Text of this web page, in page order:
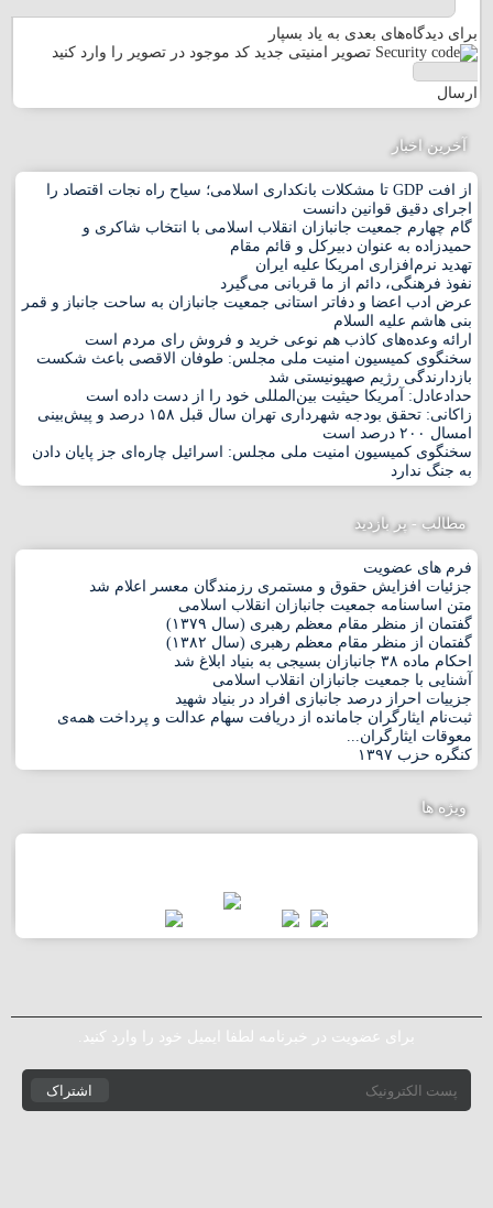
برای دیدگاه‌های بعدی به یاد بسپار
تصویر امنیتی جدید کد موجود در تصویر را وارد کنید
ارسال
آخرین اخبار
از افت GDP تا مشکلات بانکداری اسلامی؛ سیاح راه نجات اقتصاد را
اجرای دقیق قوانین دانست
گام چهارم جمعیت جانبازان انقلاب اسلامی با انتخاب شاکری و
حمیدزاده به عنوان دبیرکل و قائم مقام
تهدید نرم‌افزاری امریکا علیه ایران
نفوذ فرهنگی، دائم از ما قربانی می‌گیرد
عرض ادب اعضا و دفاتر استانی جمعیت جانبازان به ساحت جانباز و قمر
بنی هاشم علیه السلام
ارائه وعده‌های کاذب هم نوعی خرید و فروش رای مردم است
سخنگوی کمیسیون امنیت ملی مجلس: طوفان الاقصی باعث شکست
بازدارندگی رژیم صهیونیستی شد
حدادعادل: آمریکا حیثیت بین‌المللی خود را از دست داده است
زاکانی: تحقق بودجه شهرداری تهران سال قبل ۱۵۸ درصد و پیش‌بینی
امسال ۲۰۰ درصد است
سخنگوی کمیسیون امنیت ملی مجلس: اسرائیل چاره‌ای جز پایان دادن
به جنگ ندارد
مطالب - پر بازدید
فرم های عضویت
جزئیات افزایش حقوق و مستمری رزمندگان معسر اعلام شد
متن اساسنامه جمعیت جانبازان انقلاب اسلامی
گفتمان از منظر مقام معظم رهبری (سال ۱۳۷۹)
گفتمان از منظر مقام معظم رهبری (سال ۱۳۸۲)
احکام ماده ۳۸ جانبازان بسیجی به بنیاد ابلاغ شد
آشنایی با جمعیت جانبازان انقلاب اسلامی
جزییات احراز درصد جانبازی افراد در بنیاد شهید
ثبت‌نام ایثارگران جامانده از دریافت سهام عدالت و پرداخت همه‌ی
معوقات ایثارگران...
کنگره حزب ١٣٩٧
ویژه ها
برای عضویت در خبرنامه لطفا ایمیل خود را وارد کنید.
اشتراک